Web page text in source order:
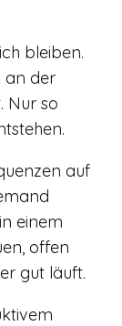
bleiben.
an der
Nur so
auf
einem
offen
gut läuft.